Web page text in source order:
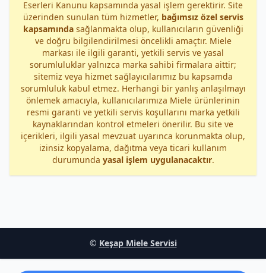
Eserleri Kanunu kapsamında yasal işlem gerektirir. Site
üzerinden sunulan tüm hizmetler, bağımsız özel servis
kapsamındasağlanmakta olup, kullanıcıların güvenliği
ve doğru bilgilendirilmesi öncelikli amaçtır. Miele
markası ile ilgili garanti, yetkili servis ve yasal
sorumluluklar yalnızca marka sahibi firmalara aittir;
sitemiz veya hizmet sağlayıcılarımız bu kapsamda
sorumluluk kabul etmez. Herhangi bir yanlış anlaşılmayı
önlemek amacıyla, kullanıcılarımıza Miele ürünlerinin
resmi garanti ve yetkili servis koşullarını marka yetkili
kaynaklarından kontrol etmeleri önerilir. Bu site ve
içerikleri, ilgili yasal mevzuat uyarınca korunmakta olup,
izinsiz kopyalama, dağıtma veya ticari kullanım
durumunda yasal işlem uygulanacaktır.
© Keşap Miele Servisi